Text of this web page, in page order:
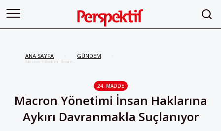
ANA SAYFA GÜNDEM
Macron Yönetimi İnsan
24. MADDE
Macron Yönetimi İnsan Haklarına
Aykırı Davranmakla Suçlanıyor